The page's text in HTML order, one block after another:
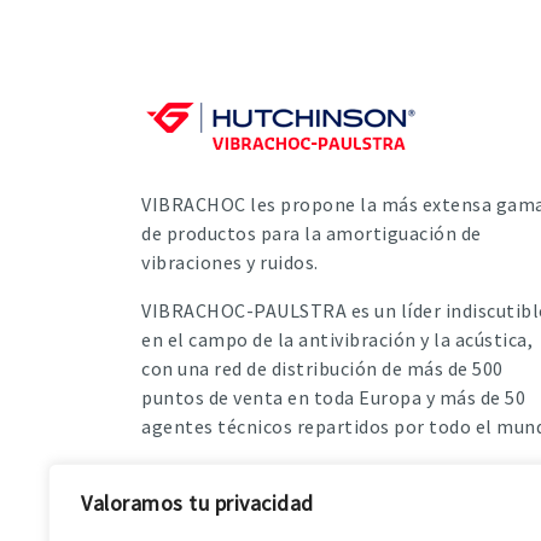
Valoramos tu privacidad
VIBRACHOC les propone la más extensa
de productos para la amortiguación de
vibraciones y ruidos.
VIBRACHOC-PAULSTRA es un líder
en el campo de la antivibración y la acústica,
con una red de distribución de más de 500
puntos de venta en toda Europa y más de 50
agentes técnicos repartidos por todo el